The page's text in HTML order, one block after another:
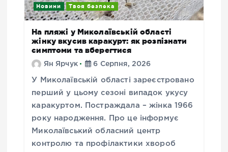
Новини Твоя безпека
На пляжі у Миколаївській області
жінку вкусив каракурт: як розпізнати
симптоми та вберегтися
Ян Ярчук 6 Серпня, 2026
У Миколаївській області зареєстровано
перший у цьому сезоні випадок укусу
каракуртом. Постраждала – жінка 1966
року народження. Про це інформує
Миколаївський обласний центр
контролю та профілактики хвороб